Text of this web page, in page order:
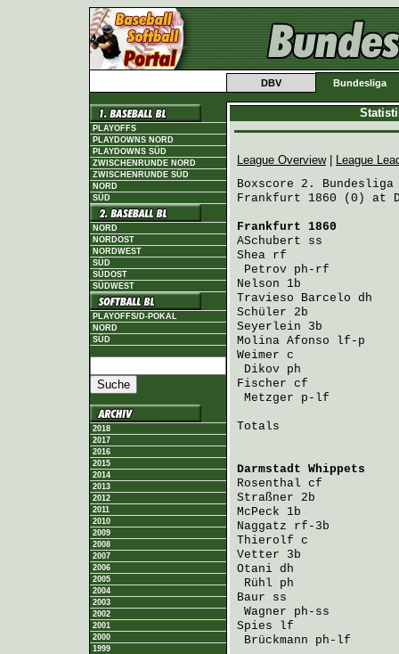
DBV Bundesliga
PLAYOFFS
PLAYDOWNS NORD
PLAYDOWNS SÜD
ZWISCHENRUNDE NORD
ZWISCHENRUNDE SÜD
NORD
SÜD
NORD
NORDOST
NORDWEST
SÜD
SÜDOST
SÜDWEST
PLAYOFFS/D-POKAL
NORD
SÜD
2018
2017
2016
2015
2014
2013
2012
2011
2010
2009
2008
2007
2006
2005
2004
2003
2002
2001
2000
1999
League Overview|
League
Boxscore 2. Bundesliga
Frankfurt 1860 (0) at
Frankfurt 1860
ASchubert ss
Shea rf
Petrov ph-rf
Nelson 1b
Travieso Barcelo dh
Schüler 2b
Seyerlein 3b
Molina Afonso lf-p
Weimer c
Dikov ph
Fischer cf
Metzger p-lf
Totals
Darmstadt Whippets
Rosenthal cf
Straßner 2b
McPeck 1b
Naggatz rf-3b
Thierolf c
Vetter 3b
Otani dh
Rühl ph
Baur ss
Wagner ph-ss
Spies lf
Brückmann ph-lf